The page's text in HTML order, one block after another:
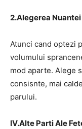
2.Alegerea Nuantei
Atunci cand optezi
volumului
mod aparte. Alege
consisnte, mai
parului.
IV.Alte Parti Ale